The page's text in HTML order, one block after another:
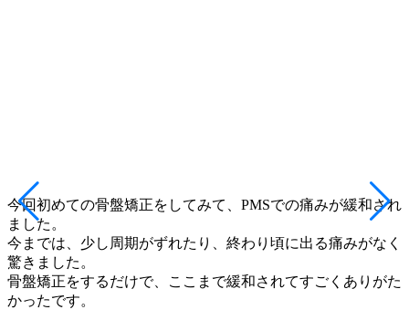
今回初めての骨盤矯正をしてみて、PMSでの痛みが緩和され
ました。
今までは、少し周期がずれたり、終わり頃に出る痛みがなく
驚きました。
骨盤矯正をするだけで、ここまで緩和されてすごくありがた
かったです。